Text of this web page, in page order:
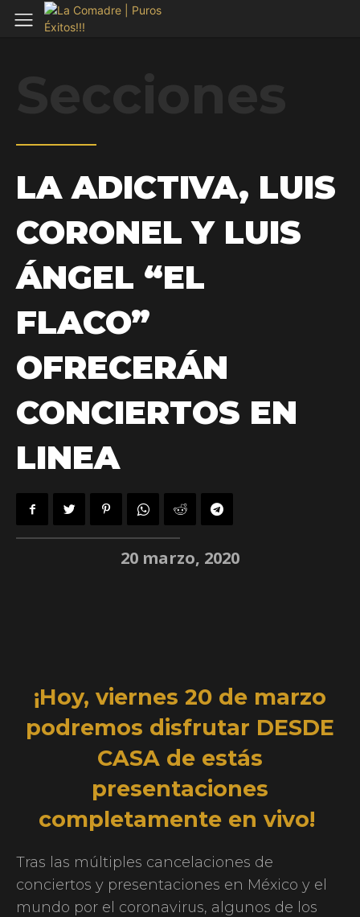
LA ADICTIVA, LUIS
CORONEL Y LUIS
ÁNGEL “EL
FLACO”
OFRECERÁN
CONCIERTOS EN
LINEA
20 marzo, 2020
¡Hoy, viernes 20 de marzo
podremos disfrutar DESDE
CASA de estás
presentaciones
completamente en vivo!
Tras las múltiples cancelaciones de
conciertos y presentaciones en México y el
mundo por el coronavirus, algunos de los